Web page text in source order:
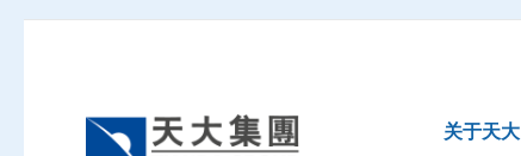
关于天大